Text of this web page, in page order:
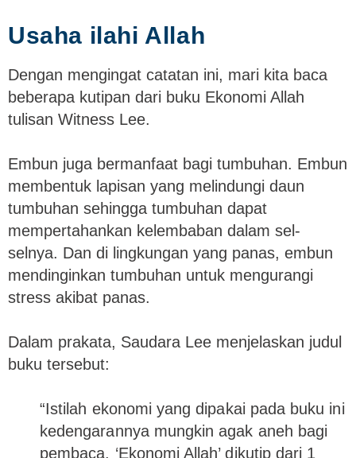
Usaha ilahi Allah
Dengan mengingat catatan ini, mari kita baca
beberapa kutipan dari buku Ekonomi Allah
tulisan Witness Lee.
Embun juga bermanfaat bagi tumbuhan. Embun
membentuk lapisan yang melindungi daun
tumbuhan sehingga tumbuhan dapat
mempertahankan kelembaban dalam sel-
selnya. Dan di lingkungan yang panas, embun
mendinginkan tumbuhan untuk mengurangi
stress akibat panas.
Dalam prakata, Saudara Lee menjelaskan judul
buku tersebut:
“Istilah ekonomi yang dipakai pada buku ini
kedengarannya mungkin agak aneh bagi
pembaca. ‘Ekonomi Allah’ dikutip dari 1